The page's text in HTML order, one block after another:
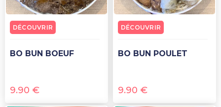
BO BUN BOEUF
9.90 €
DÉCOUVRIR
BO BUN POULET
9.90 €
DÉCOUVRIR